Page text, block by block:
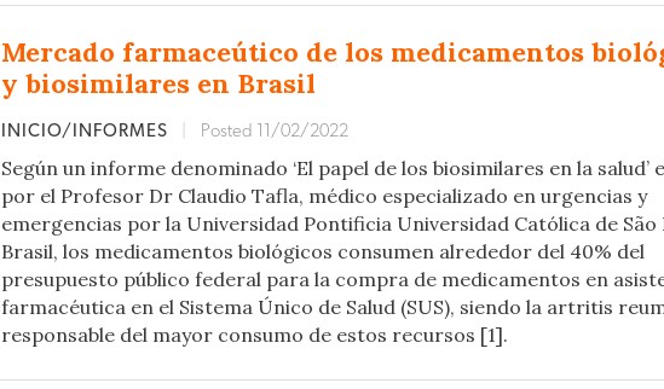
Mercado farmaceútico de los medicamentos
y biosimilares en Brasil
INICIO/INFORMES Posted 11/02/2022
Según un informe denominado ‘El papel de los biosimilares en la salud’
por el Profesor Dr Claudio Tafla, médico especializado en urgencias y
emergencias por la Universidad Pontificia Universidad Católica de São
Brasil, los medicamentos biológicos consumen alrededor del 40% del
presupuesto público federal para la compra de medicamentos en
farmacéutica en el Sistema Único de Salud (SUS), siendo la artritis
responsable del mayor consumo de estos recursos [1].